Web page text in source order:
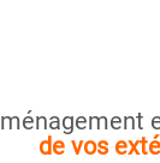
de vos